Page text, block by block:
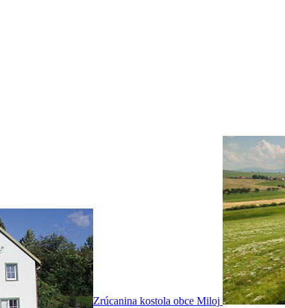
Zrúcanina kostola obce Miloj